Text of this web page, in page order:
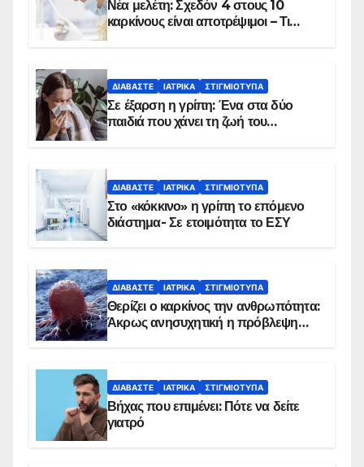
Νέα μελέτη: Σχεδόν 4 στους 10
καρκίνους είναι αποτρέψιμοι – Τι
ΔΙΑΒΆΣΤΕ ΙΑΤΡΙΚΆ ΣΤΙΓΜΙΌΤΥΠΑ
Σε έξαρση η γρίπη: Ένα στα δύο
παιδιά που χάνει τη ζωή του
ΔΙΑΒΆΣΤΕ ΙΑΤΡΙΚΆ ΣΤΙΓΜΙΌΤΥΠΑ
Στο «κόκκινο» η γρίπη το επόμενο
διάστημα- Σε ετοιμότητα το ΕΣΥ
ΔΙΑΒΆΣΤΕ ΙΑΤΡΙΚΆ ΣΤΙΓΜΙΌΤΥΠΑ
Θερίζει ο καρκίνος την ανθρωπότητα:
Άκρως ανησυχητική η πρόβλεψη…
ΔΙΑΒΆΣΤΕ ΙΑΤΡΙΚΆ ΣΤΙΓΜΙΌΤΥΠΑ
Βήχας που επιμένει: Πότε να δείτε
γιατρό